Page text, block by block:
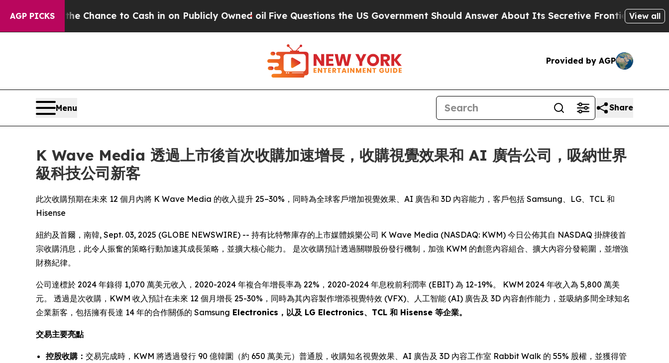
AGP PICKS
— the Chance to Cash in on Publicly Owned oilFive Questions the US Government Should Answer About Its Secretive Frontier AI Framework
View all
Provided by AGP
Menu Share
K Wave Media 透過上市後首次收購加速增長，收購視覺效果和 AI 廣告公司，吸納世界
級科技公司新客
此次收購預期在未來 12 個月內將 K Wave Media 的收入提升 25–30%，同時為全球客戶增加視覺效果、AI 廣告和 3D 內容能力，客戶包括 Samsung、LG、TCL 和
Hisense
紐約及首爾，南韓, Sept. 03, 2025 (GLOBE NEWSWIRE) -- 持有比特幣庫存的上市媒體娛樂公司 K Wave Media (NASDAQ: KWM) 今日公佈其自 NASDAQ 掛牌後首
宗收購消息，此令人振奮的策略行動加速其成長策略，並擴大核心能力。 是次收購預計透過關聯股份發行機制，加強 KWM 的創意內容組合、擴大內容分發範圍，並增強
財務紀律。
公司達標於 2024 年錄得 1,070 萬美元收入，2020-2024 年複合年增長率為 22%，2020-2024 年息稅前利潤率 (EBIT) 為 12-19%。 KWM 2024 年收入為 5,800 萬美
元。 透過是次收購，KWM 收入預計在未來 12 個月增長 25-30%，同時為其內容製作增添視覺特效 (VFX)、人工智能 (AI) 廣告及 3D 內容創作能力，並吸納多間全球知名
企業新客，包括擁有長達 14 年的合作關係的 Samsung Electronics，以及 LG Electronics、TCL 和 Hisense 等企業。
交易主要亮點
控股收購： 交易完成時，KWM 將透過發行 90 億韓圜（約 650 萬美元）普通股，收購知名視覺效果、AI 廣告及 3D 內容工作室 Rabbit Walk 的 55% 股權，並獲得管